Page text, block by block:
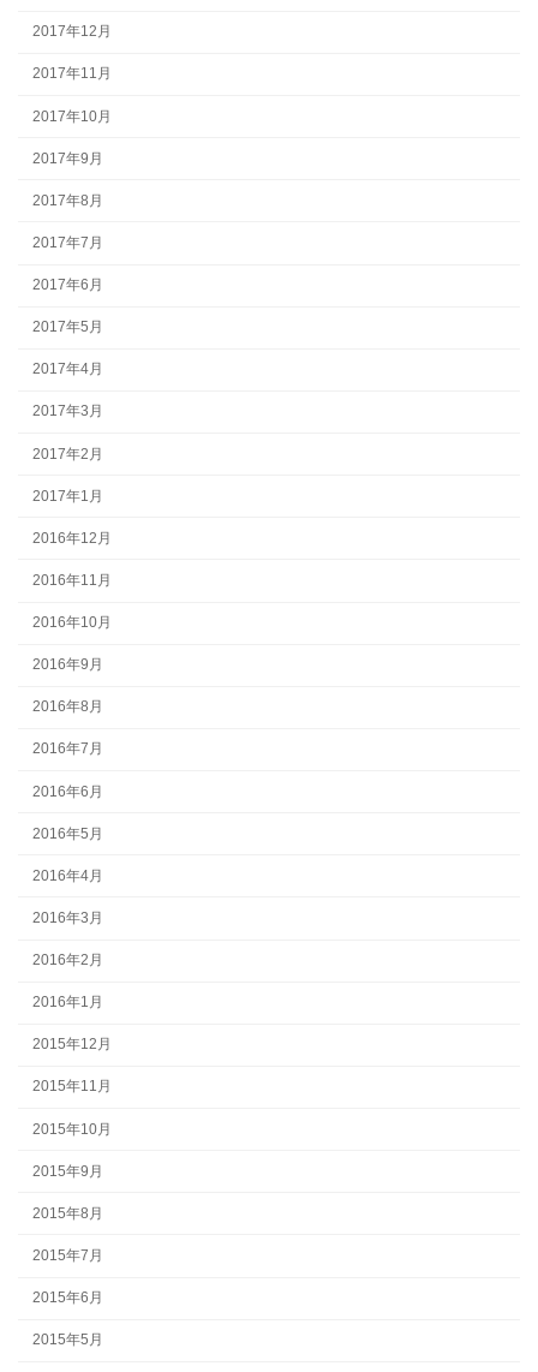
2017年12月
2017年11月
2017年10月
2017年9月
2017年8月
2017年7月
2017年6月
2017年5月
2017年4月
2017年3月
2017年2月
2017年1月
2016年12月
2016年11月
2016年10月
2016年9月
2016年8月
2016年7月
2016年6月
2016年5月
2016年4月
2016年3月
2016年2月
2016年1月
2015年12月
2015年11月
2015年10月
2015年9月
2015年8月
2015年7月
2015年6月
2015年5月